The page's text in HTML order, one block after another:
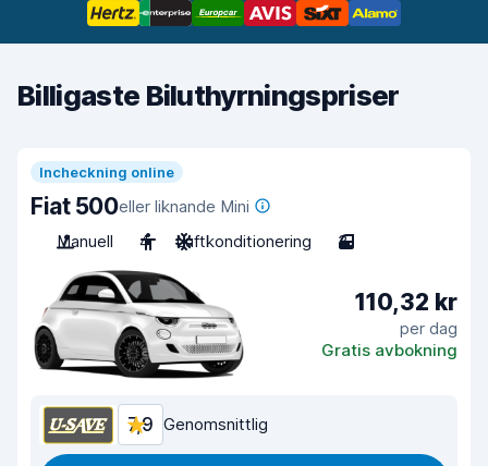
Billigaste Biluthyrningspriser
Incheckning online
Fiat 500eller liknande Mini
Manuell
4 Luftkonditionering 3
110,32 kr
per dag
Gratis avbokning
7,9 Genomsnittlig